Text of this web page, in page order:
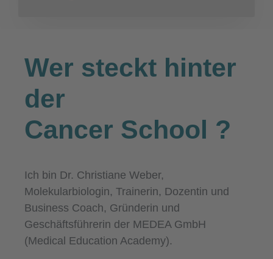
Wer steckt hinter
der
Cancer School ?
Ich bin Dr. Christiane Weber,
Molekularbiologin, Trainerin, Dozentin und
Business Coach, Gründerin und
Geschäftsführerin der MEDEA GmbH
(Medical Education Academy).